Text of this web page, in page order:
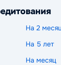
На 2
На 5 лет
На месяц